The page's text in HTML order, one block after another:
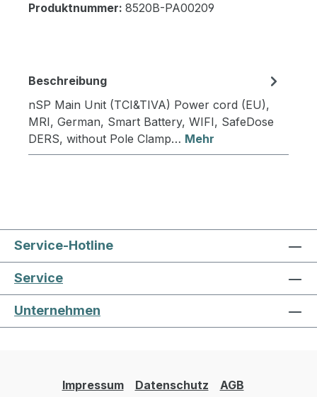
Produktnummer: 8520B-PA00209
Beschreibung
nSP Main Unit (TCI&TIVA) Power cord (EU),
MRI, German, Smart Battery, WIFI, SafeDose
DERS, without Pole Clamp… Mehr
Service-Hotline
Service
Unternehmen
Impressum Datenschutz AGB